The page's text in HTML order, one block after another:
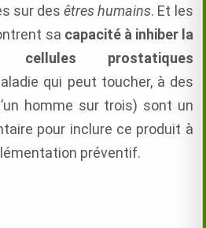
sur desêtres humains. Et les
sa capacité à inhiber la
cellules prostatiques
qui peut toucher, à des
homme sur trois) sont un
pour inclure ce produit à
préventif.